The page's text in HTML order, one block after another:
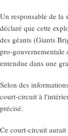
Un responsable de la
déclaré que cette
des géants (Giants
pro-
entendue dans une
Selon des
court-circuit à
précisé.
Ce court-circuit aurait